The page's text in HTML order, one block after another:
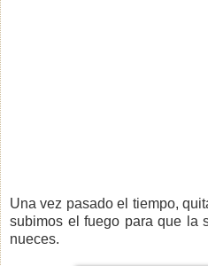
Una vez pasado el tiempo,
subimos el fuego para que la
nueces.